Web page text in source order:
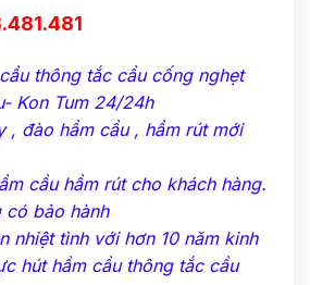
thông tắc cầu cống nghẹt
Kon Tum 24/24h
, đào hầm cầu , hầm rút mới
cầu hầm rút cho khách hàng.
có bảo hành
nhiệt tình với hơn 10 năm kinh
hút hầm cầu thông tắc cầu